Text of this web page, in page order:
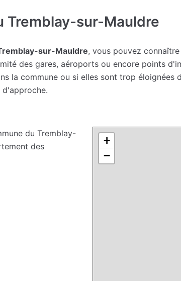
Tremblay-sur-Mauldre
sur-Mauldre, vous pouvez
des gares, aéroports ou encore points
la commune ou si elles sont trop
du Tremblay-
des
+
−